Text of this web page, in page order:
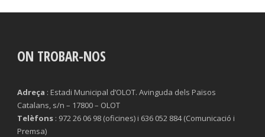
ON TROBAR-NOS
Adreça : Estadi Municipal d’OLOT. Avinguda dels Països
Catalans, s/n – 17800 – OLOT
Telèfons : 972 26 06 98 (oficines) i 636 052 884 (Comunicació i
Premsa)